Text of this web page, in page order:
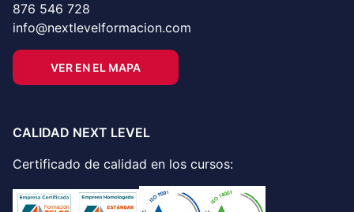
876 546 728
info@nextlevelformacion.com
VER EN EL MAPA
CALIDAD NEXT LEVEL
Certificado de calidad en los cursos: